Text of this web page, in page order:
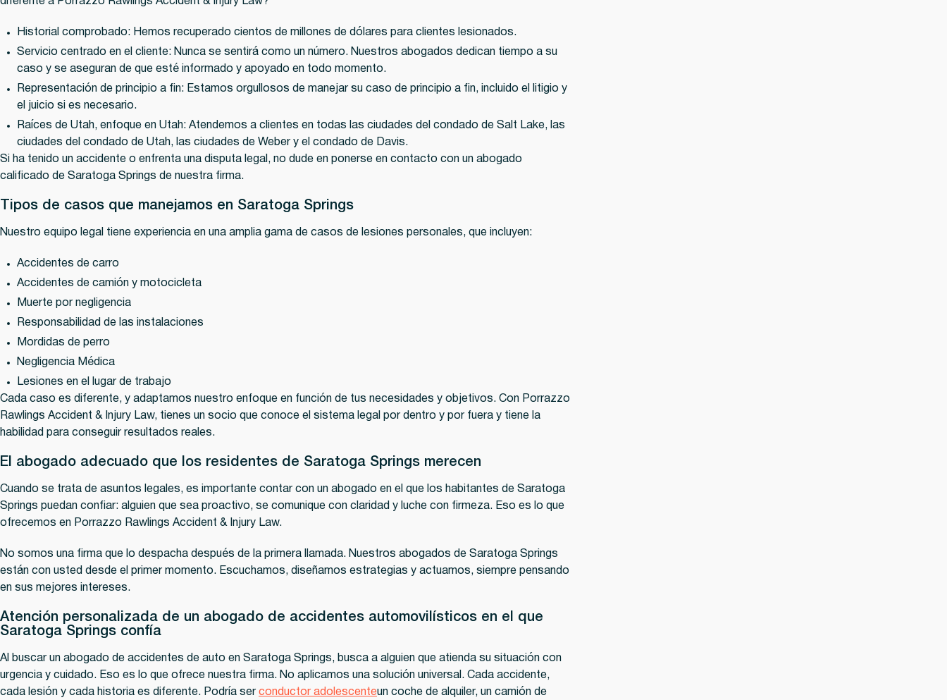
Historial comprobado: Hemos recuperado cientos de millones de dólares para clientes lesionados.
Servicio centrado en el cliente: Nunca se sentirá como un número. Nuestros abogados dedican tiempo a su
caso y se aseguran de que esté informado y apoyado en todo momento.
Representación de principio a fin: Estamos orgullosos de manejar su caso de principio a fin, incluido el litigio y
el juicio si es necesario.
Raíces de Utah, enfoque en Utah: Atendemos a clientes en todas las ciudades del condado de Salt Lake, las
ciudades del condado de Utah, las ciudades de Weber y el condado de Davis.
Si ha tenido un accidente o enfrenta una disputa legal, no dude en ponerse en contacto con un abogado
calificado de Saratoga Springs de nuestra firma.
Tipos de casos que manejamos en Saratoga Springs
Nuestro equipo legal tiene experiencia en una amplia gama de casos de lesiones personales, que incluyen:
Accidentes de carro
Accidentes de camión y motocicleta
Muerte por negligencia
Responsabilidad de las instalaciones
Mordidas de perro
Negligencia Médica
Lesiones en el lugar de trabajo
Cada caso es diferente, y adaptamos nuestro enfoque en función de tus necesidades y objetivos. Con Porrazzo
Rawlings Accident & Injury Law, tienes un socio que conoce el sistema legal por dentro y por fuera y tiene la
habilidad para conseguir resultados reales.
El abogado adecuado que los residentes de Saratoga Springs merecen
Cuando se trata de asuntos legales, es importante contar con un abogado en el que los habitantes de Saratoga
Springs puedan confiar: alguien que sea proactivo, se comunique con claridad y luche con firmeza. Eso es lo que
ofrecemos en Porrazzo Rawlings Accident & Injury Law.
No somos una firma que lo despacha después de la primera llamada. Nuestros abogados de Saratoga Springs
están con usted desde el primer momento. Escuchamos, diseñamos estrategias y actuamos, siempre pensando
en sus mejores intereses.
Atención personalizada de un abogado de accidentes automovilísticos en el que
Saratoga Springs confía
Al buscar un abogado de accidentes de auto en Saratoga Springs, busca a alguien que atienda su situación con
urgencia y cuidado. Eso es lo que ofrece nuestra firma. No aplicamos una solución universal. Cada accidente,
cada lesión y cada historia es diferente. Podría ser conductor adolescenteun coche de alquiler, un camión de